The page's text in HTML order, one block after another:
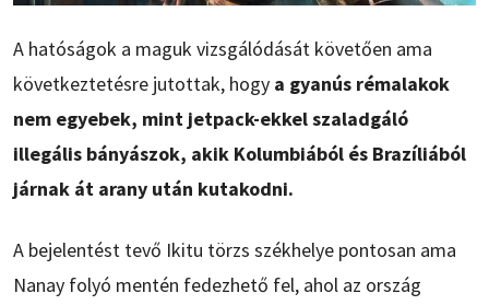
A hatóságok a maguk vizsgálódását követően ama
következtetésre jutottak, hogy a gyanús rémalakok
nem egyebek, mint jetpack-ekkel szaladgáló
illegális bányászok, akik Kolumbiából és Brazíliából
járnak át arany után kutakodni.
A bejelentést tevő Ikitu törzs székhelye pontosan ama
Nanay folyó mentén fedezhető fel, ahol az ország